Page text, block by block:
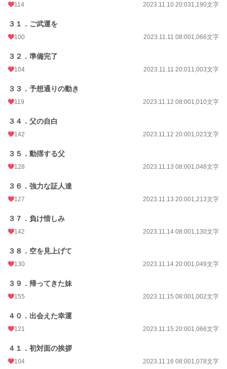
114 2023.11.10 20:031,190文字
３１．ご武運を
100 2023.11.11 08:001,066文字
３２．準備完了
104 2023.11.11 20:011,003文字
３３．予想通りの動き
119 2023.11.12 08:001,010文字
３４．父の自白
142 2023.11.12 20:001,023文字
３５．動揺する父
128 2023.11.13 08:001,048文字
３６．強力な証人達
127 2023.11.13 20:001,213文字
３７．負け惜しみ
142 2023.11.14 08:001,130文字
３８．空を見上げて
130 2023.11.14 20:001,049文字
３９．帰ってきた妹
155 2023.11.15 08:001,002文字
４０．出会えた幸運
121 2023.11.15 20:001,066文字
４１．初対面の挨拶
104 2023.11.16 08:001,078文字